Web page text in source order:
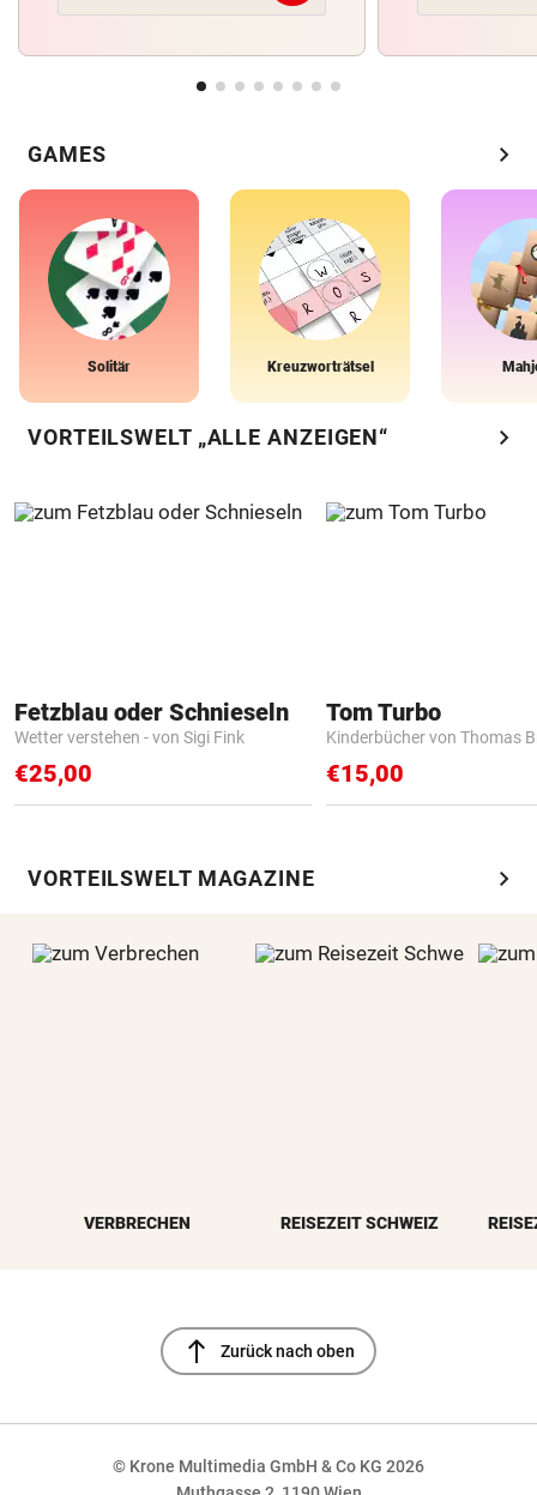
GAMES chevron_right
Solitär Kreuzworträtsel
VORTEILSWELT „ALLE ANZEIGEN“ chevron_right
Fetzblau oder Schnieseln
Wetter verstehen - von Sigi Fink
€25,00
Tom Turbo
Kinderbücher von Thomas
€15,00
VORTEILSWELT MAGAZINE chevron_right
VERBRECHEN REISEZEIT SCHWEIZ
north Zurück nach oben
© Krone Multimedia GmbH & Co KG 2026